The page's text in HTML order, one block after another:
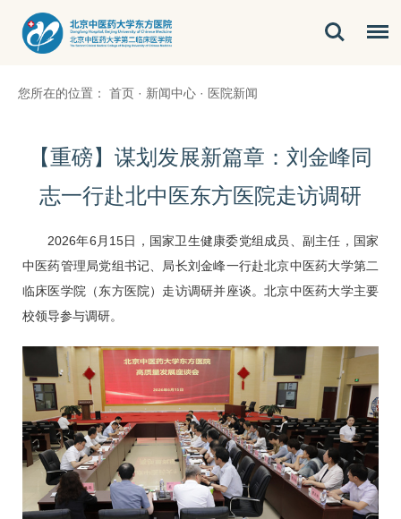
您所在的位置： 首页 · 新闻中心 · 医院新闻
【重磅】谋划发展新篇章：刘金峰同
志一行赴北中医东方医院走访调研
2026年6月15日，国家卫生健康委党组成员、副主任，国家
中医药管理局党组书记、局长刘金峰一行赴北京中医药大学第二
临床医学院（东方医院）走访调研并座谈。北京中医药大学主要
校领导参与调研。